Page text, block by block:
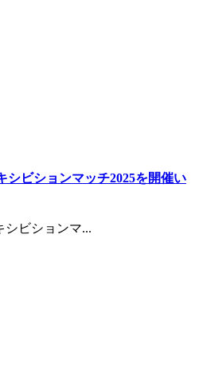
シビションマッチ2025を開催い
シビションマ...